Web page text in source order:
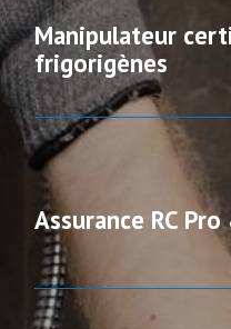
Manipulateur
frigorigènes
Assurance RC